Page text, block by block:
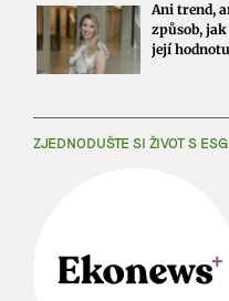
Ani trend,
způsob,
její
ZJEDNODUŠTE SI ŽIVOT S ESG